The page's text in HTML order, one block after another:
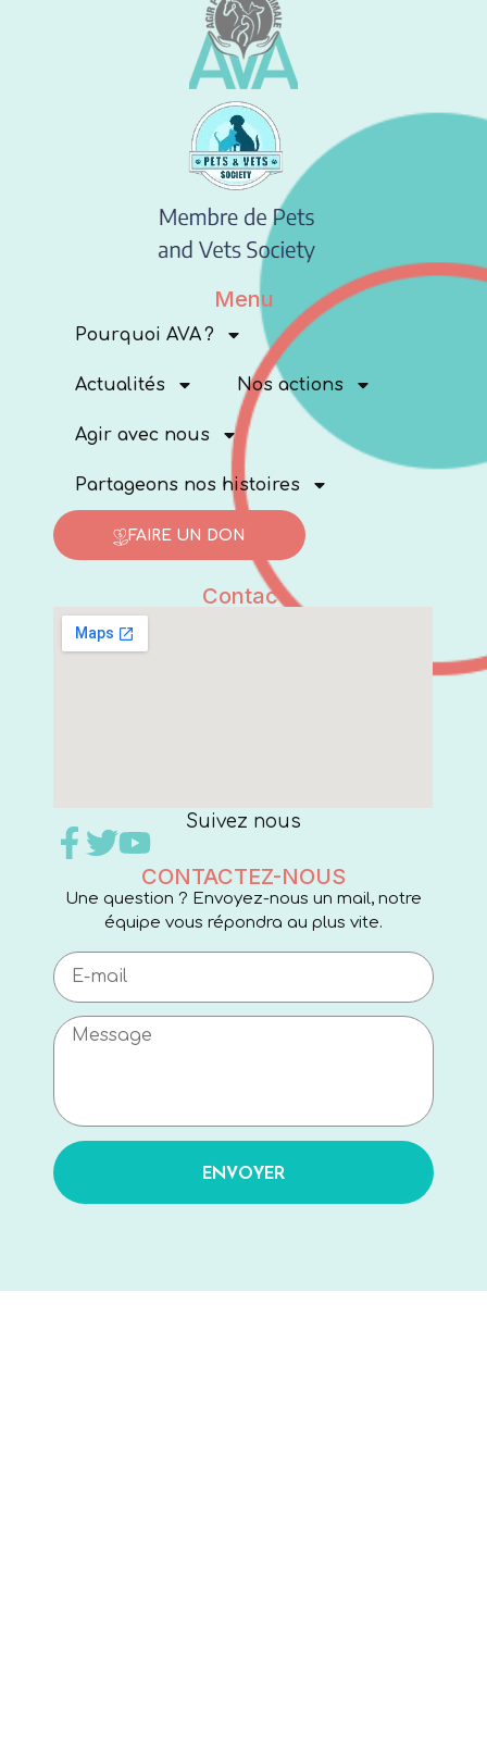
Menu
Pourquoi AVA ?
Actualités Nos actions
Agir avec nous
Partageons nos histoires
FAIRE UN DON
Contact
Suivez nous
CONTACTEZ-NOUS
Une question ? Envoyez-nous un mail, notre
équipe vous répondra au plus vite.
ENVOYER